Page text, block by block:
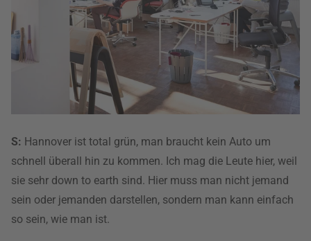
S: Hannover ist total grün, man braucht kein Auto um
schnell überall hin zu kommen. Ich mag die Leute hier, weil
sie sehr down to earth sind. Hier muss man nicht jemand
sein oder jemanden darstellen, sondern man kann einfach
so sein, wie man ist.